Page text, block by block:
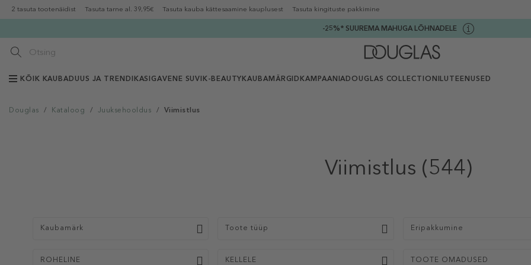
2 tasuta tootenäidist Tasuta tarne al. 39,95€ Tasuta kauba kättesaamine kauplusest Tasuta kingituste pakkimine
-25%* SUUREMA MAHUGA LÕHNADELE
KÕIK KAUBADUUS JA TRENDIKAS IGAVENE SUVI K-BEAUTY KAUBAMÄRGID KAMPAANIADOUGLAS COLLECTION ILUTEENUSED
Douglas / Kataloog / Juuksehooldus / Viimistlus
Viimistlus (544)
Kaubamärk Toote tüüp Eripakkumine
ROHELINE KELLELE TOOTE OMADUSED